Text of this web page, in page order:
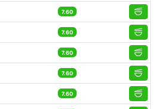
7.60
7.60
7.60
7.60
7.60